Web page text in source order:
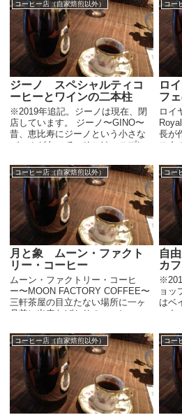
約が必須というお店。３名以上で
の来店も不可だったはず。
もら
コーヒー店（自家焙煎以外）
ジーノ スペシャルティコ
ーヒーとワインの二本柱
※2019年追記。ジーノは現在、閉
店しています。 ジーノ〜GINO〜
昔、恵比寿にジーノという小さな
バールがあって、そこはエスプレ
なお店でした。一昨年くらいか
な？久しぶりに行ってみたらお
店...
コー
ロ
フ
ロイ
長が
スタ
ヤル
ライ
...
コーヒー店（自家焙煎以外）
月と象 ムーン・ファクト
リー・コーヒー
ムーン・ファクトリー・コーヒ
ー〜MOON FACTORY COFFEE〜
三軒茶屋の目立たない場所に一ヶ
月前に出来たばかりのコーヒー
ヒー。 ここは京都にあるエレファ
ント・ファクトリー・コーヒーの
姉...
コー
自
カ
ョッ
はベ
ー
由が
コーヒー店（自家焙煎以外） コー